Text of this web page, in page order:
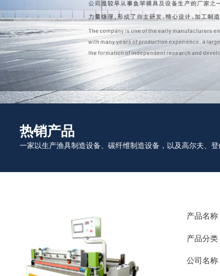
热销产品
一家以生产渔具制造设备、碳纤维制造设备，以及高尔夫、
产品名称
产品分类
公司名称